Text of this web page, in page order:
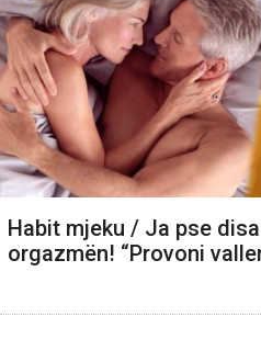
Habit mjeku / Ja pse
orgazmën! “Provoni